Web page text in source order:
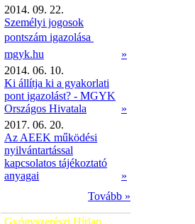
2014. 09. 22.
Személyi jogosok
pontszám igazolása 
mgyk.hu
»
2014. 06. 10.
Ki állítja ki a gyakorlati
pont igazolást? - MGYK
Országos Hivatala
»
2017. 06. 20.
Az AEEK működési
nyilvántartással
kapcsolatos tájékoztató
anyagai
»
Tovább »
Gyógyszerészi Hírlap